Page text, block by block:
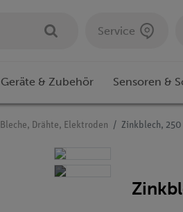
Service
Geräte & Zubehör Sensoren &
Bleche, Drähte, Elektroden Zinkblech,